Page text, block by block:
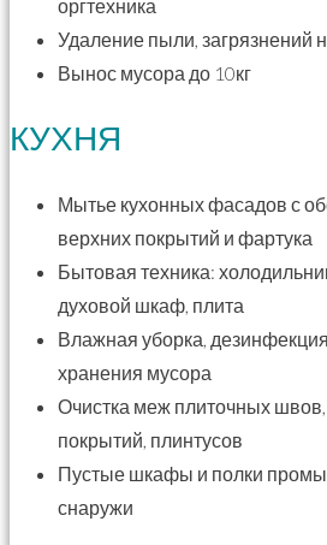
оргтехника
Удаление пыли, загрязнений
Вынос мусора до 10кг
КУХНЯ
Мытье кухонных фасадов с
верхних покрытий и фартука
Бытовая техника:
духовой шкаф, плита
Влажная уборка,
хранения мусора
Очистка меж плиточных
покрытий, плинтусов
Пустые шкафы и полки
снаружи